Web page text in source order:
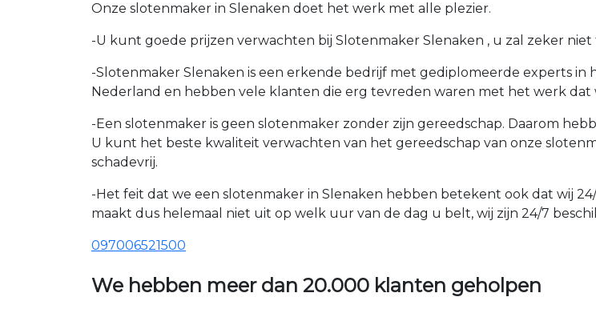
Onze slotenmaker in Slenaken doet het werk met alle plezier.
-U kunt goede prijzen verwachten bij Slotenmaker Slenaken , u zal zeker
-Slotenmaker Slenaken is een erkende bedrijf met gediplomeerde experts in
Nederland en hebben vele klanten die erg tevreden waren met het werk dat
-Een slotenmaker is geen slotenmaker zonder zijn gereedschap. Daarom
U kunt het beste kwaliteit verwachten van het gereedschap van onze
schadevrij.
-Het feit dat we een slotenmaker in Slenaken hebben betekent ook dat wij
maakt dus helemaal niet uit op welk uur van de dag u belt, wij zijn 24/7
097006521500
We hebben meer dan 20.000 klanten geholpen